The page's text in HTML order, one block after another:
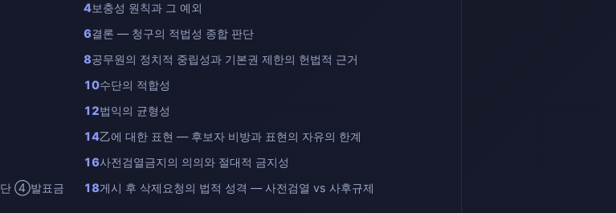
4보충성 원칙과 그 예외
6결론 — 청구의 적법성 종합 판단
8공무원의 정치적 중립성과 기본권 제한의 헌법적 근거
10수단의 적합성
12법익의 균형성
14乙에 대한 표현 — 후보자 비방과 표현의 자유의 한계
16사전검열금지의 의의와 절대적 금지성
④발표금
18게시 후 삭제요청의 법적 성격 — 사전검열 vs 사후규제